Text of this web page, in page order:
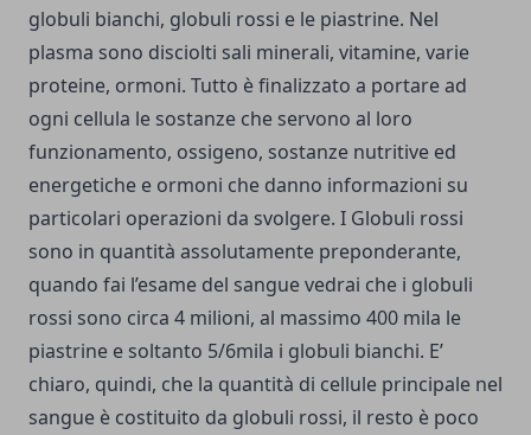
globuli bianchi, globuli rossi e le piastrine. Nel
plasma sono disciolti sali minerali, vitamine, varie
proteine, ormoni. Tutto è finalizzato a portare ad
ogni cellula le sostanze che servono al loro
funzionamento, ossigeno, sostanze nutritive ed
energetiche e ormoni che danno informazioni su
particolari operazioni da svolgere. I Globuli rossi
sono in quantità assolutamente preponderante,
quando fai l’esame del sangue vedrai che i globuli
rossi sono circa 4 milioni, al massimo 400 mila le
piastrine e soltanto 5/6mila i globuli bianchi. E’
chiaro, quindi, che la quantità di cellule principale nel
sangue è costituito da globuli rossi, il resto è poco